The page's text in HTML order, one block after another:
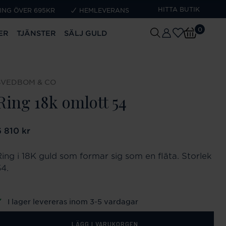
ÖVER 695KR HEMLEVERANS HITTA BUTIK
TJÄNSTER SÄLJ GULD 0
& CO
18k omlott 54
:6 810 kr
810 kr
i 18K guld som formar sig som en fläta. Storlek
I lager levereras inom 3-5 vardagar
LÄGG I VARUKORGEN